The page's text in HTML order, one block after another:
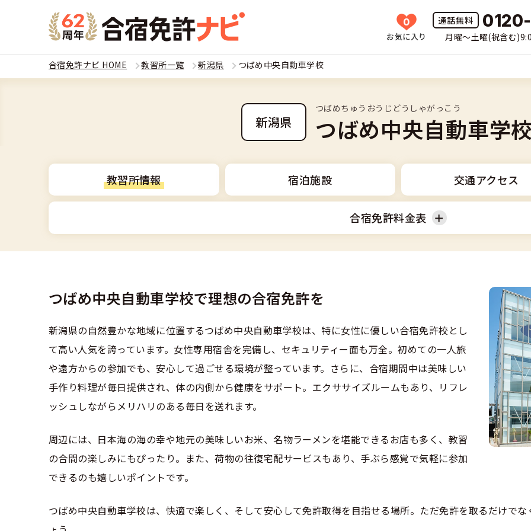
0
お気に入り 月曜〜土曜(祝含む
教習所一覧
運転免許の種類(車種)を選ぶ
普通車
中型車
大型車
大特
けん引
普通二種
大型二種
合宿免許を探す
教習所検索
運転免許の種類(車種)
格安シーズン料金
こだわり、テーマから探す
教育訓練給付金制度
受験資格特例教習
お気に入りの教習所
合宿免許とは
安心・お得・早い・充実の合宿免許
合宿免許の入校までの流れ
合宿免許での免許取得の流れ
合宿免許一日の過ごし方
運転免許別モデルスケジュール
保護者の方へ
合宿に関わる料金について
高校生は運転免許を取れる？
免許取消・失効による再取得
冬・雪国の合宿免許は大丈夫？
みんなが選んだ合宿免許の条件
全国の運転免許試験場(免許センター)
会社概要
会社沿革・歴史
登録商標
個人情報の取扱い
特定商取引法に基づく表示
運転者適性診断
0120-49-5522
入校申込
合宿免許ナビ HOME 教習所一覧 新潟県 つばめ中央自動車学校
新潟県
つばめちゅうおうじどうしゃがっこう
つばめ中央自動車学
教習所情報 宿泊施設 交通アクセス
合宿免許料金表
つばめ中央自動車学校で理想の合宿免許を
新潟県の自然豊かな地域に位置するつばめ中央自動車学校は、特に女性に優しい合宿免許校とし
て高い人気を誇っています。女性専用宿舎を完備し、セキュリティー面も万全。初めての一人旅
や遠方からの参加でも、安心して過ごせる環境が整っています。さらに、合宿期間中は美味しい
手作り料理が毎日提供され、体の内側から健康をサポート。エクササイズルームもあり、リフレ
ッシュしながらメリハリのある毎日を送れます。
周辺には、日本海の海の幸や地元の美味しいお米、名物ラーメンを堪能できるお店も多く、教習
の合間の楽しみにもぴったり。また、荷物の往復宅配サービスもあり、手ぶら感覚で気軽に参加
できるのも嬉しいポイントです。
つばめ中央自動車学校は、快適で楽しく、そして安心して免許取得を目指せる場所。ただ免許を取るだけで